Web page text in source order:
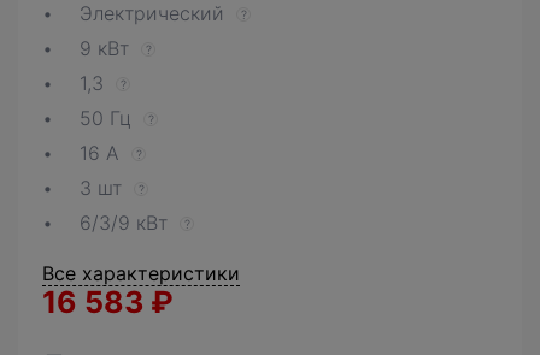
Электрический ?
9 кВт ?
1,3 ?
50 Гц ?
16 А ?
3 шт ?
6/3/9 кВт ?
Все характеристики
16 583 ₽